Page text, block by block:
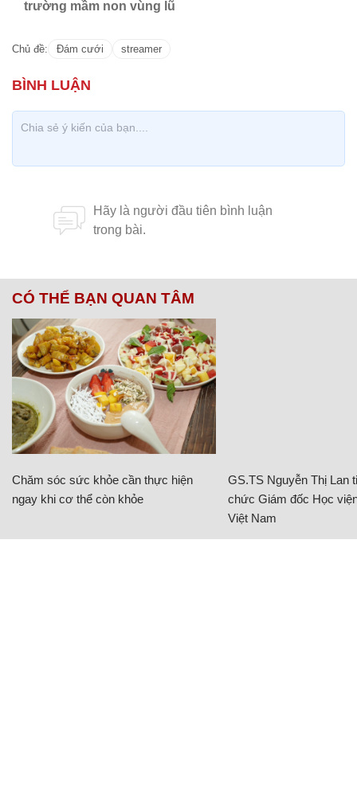
trường mầm non vùng lũ
Chủ đề: Đám cưới streamer
CÓ THỂ BẠN QUAN TÂM
Chăm sóc sức khỏe cần thực hiện
ngay khi cơ thể còn khỏe
GS.TS Nguyễn Thị Lan
chức Giám đốc Học
Việt Nam